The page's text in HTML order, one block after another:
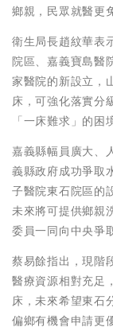
鄉親，民眾就醫更
衛生局長趙紋華表
院區、嘉義寶島醫
家醫院的新設立，
床，可強化落實分
「一床難求」的困
嘉義縣幅員廣大、
義縣政府成功爭取
子醫院東石院區的
未來將可提供鄉親
委員一同向中央爭取
蔡易餘指出，現階
醫療資源相對充足
床，未來希望東石
偏鄉有機會申請更